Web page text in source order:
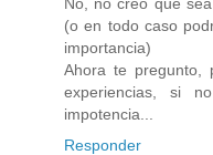
(o en todo caso
importancia)
Ahora te pregunto,
experiencias, si
impotencia...
Responder